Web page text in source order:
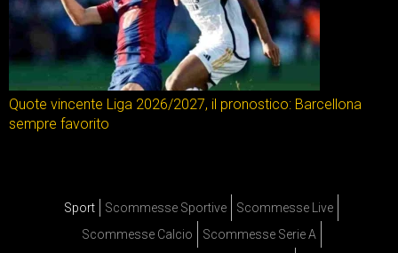
Quote vincente Liga 2026/2027, il pronostico: Barcellona
sempre favorito
Sport Scommesse Sportive
Scommesse Live
Scommesse Calcio
Scommesse Serie A